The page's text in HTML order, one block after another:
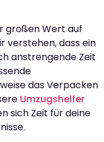
großen Wert auf
verstehen, dass ein
anstrengende Zeit
das Verpacken
Umzugshelfer
sich Zeit für deine